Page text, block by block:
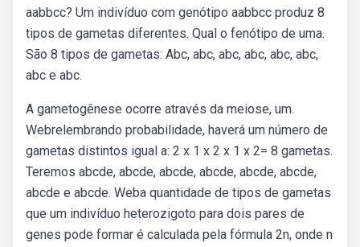
aabbcc? Um indivíduo com genótipo aabbcc produz 8
tipos de gametas diferentes. Qual o fenótipo de uma.
São 8 tipos de gametas: Abc, abc, abc, abc, abc, abc,
abc e abc.
A gametogênese ocorre através da meiose, um.
Webrelembrando probabilidade, haverá um número de
gametas distintos igual a: 2 x 1 x 2 x 1 x 2= 8 gametas.
Teremos abcde, abcde, abcde, abcde, abcde, abcde,
abcde e abcde. Weba quantidade de tipos de gametas
que um indivíduo heterozigoto para dois pares de
genes pode formar é calculada pela fórmula 2n, onde n